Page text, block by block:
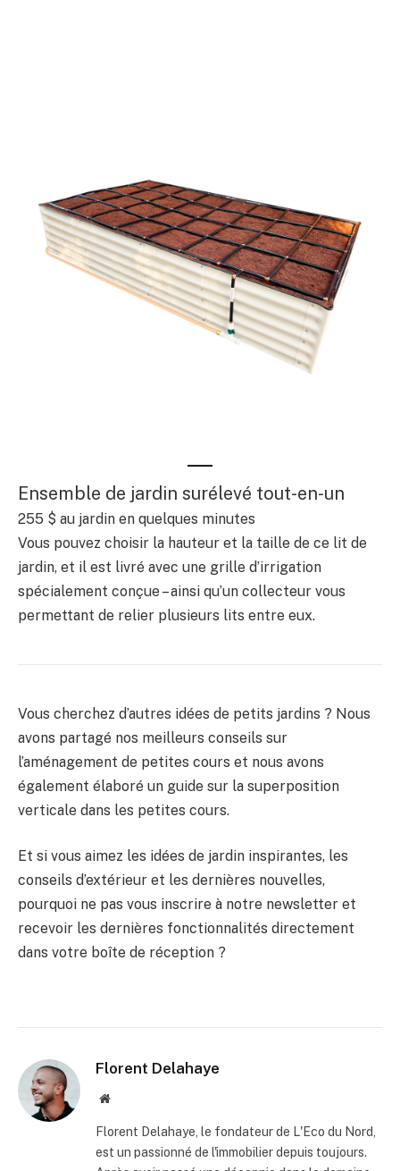
Ensemble de jardin surélevé tout-en-un
255 $ au jardin en quelques minutes
Vous pouvez choisir la hauteur et la taille de ce lit de
jardin, et il est livré avec une grille d’irrigation
spécialement conçue – ainsi qu’un collecteur vous
permettant de relier plusieurs lits entre eux.
Vous cherchez d’autres idées de petits jardins ? Nous
avons partagé nos meilleurs conseils sur
l’aménagement de petites cours et nous avons
également élaboré un guide sur la superposition
verticale dans les petites cours.
Et si vous aimez les idées de jardin inspirantes, les
conseils d’extérieur et les dernières nouvelles,
pourquoi ne pas vous inscrire à notre newsletter et
recevoir les dernières fonctionnalités directement
dans votre boîte de réception ?
Florent Delahaye
Site
Florent Delahaye, le fondateur de L'Eco du Nord,
est un passionné de l'immobilier depuis toujours.